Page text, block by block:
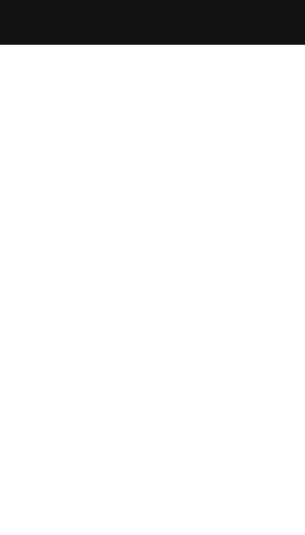
Potrebbe